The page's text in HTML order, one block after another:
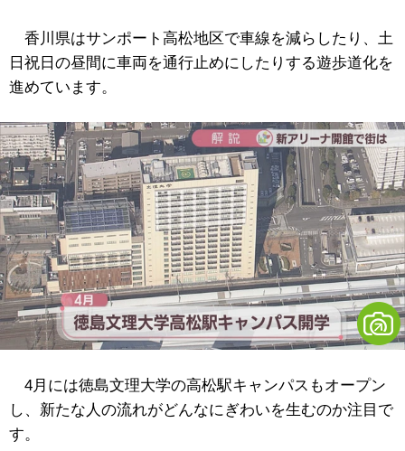
香川県はサンポート高松地区で車線を減らしたり、土
日祝日の昼間に車両を通行止めにしたりする遊歩道化を
進めています。
4月には徳島文理大学の高松駅キャンパスもオープン
し、新たな人の流れがどんなにぎわいを生むのか注目で
す。